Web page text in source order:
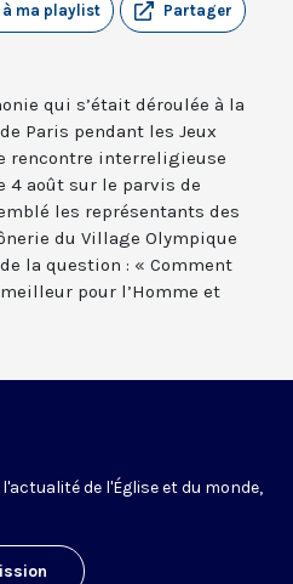
Partager
ma playlist
qui s’était déroulée à la
Paris pendant les Jeux
rencontre interreligieuse
4 août sur le parvis de
les représentants des
du Village Olympique
la question : « Comment
pour l’Homme et
de l'Église et du monde,